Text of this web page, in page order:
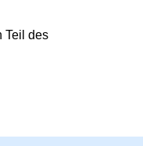
Teil des